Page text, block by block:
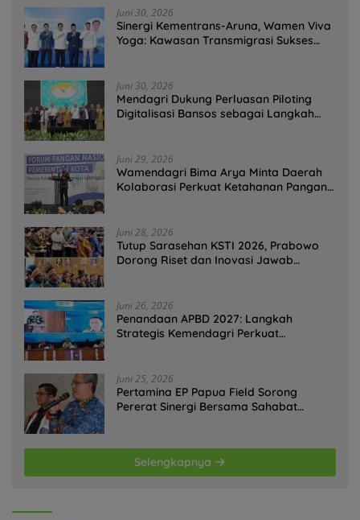
Juni 30, 2026
Sinergi Kementrans-Aruna, Wamen Viva
Yoga: Kawasan Transmigrasi Sukses
Juni 30, 2026
Mendagri Dukung Perluasan Piloting
Digitalisasi Bansos sebagai Langkah
Juni 29, 2026
Wamendagri Bima Arya Minta Daerah
Kolaborasi Perkuat Ketahanan Pangan
Juni 28, 2026
Tutup Sarasehan KSTI 2026, Prabowo
Dorong Riset dan Inovasi Jawab
Juni 26, 2026
Penandaan APBD 2027: Langkah
Strategis Kemendagri Perkuat
Juni 25, 2026
Pertamina EP Papua Field Sorong
Pererat Sinergi Bersama Sahabat
Selengkapnya